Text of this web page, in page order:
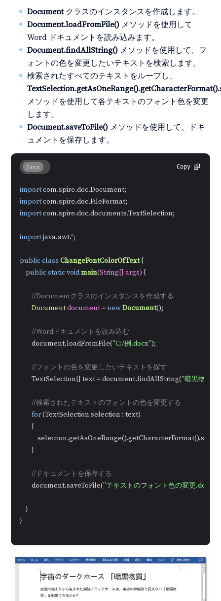
Documentクラスのインスタンスを作成します。
Document.loadFromFile() メソッドを使用して
Word ドキュメントを読み込みます。
Document.findAllString() メソッドを使用して、フ
ォントの色を変更したいテキストを検索します。
検索されたすべてのテキストをループし、
メソッドを使用して各テキストのフォント色を変更
します。
Document.saveToFile() メソッドを使用して、ドキ
ュメントを保存します。
Java Copy
import
import
import com.spire.doc.documents.TextSelection;
import java.awt.*;
publicclass ChangeFontColorOfText {
publicstaticvoidmain(String[] args) {
//Documentクラスのインスタンスを作成する
Documentdocument=newDocument();
//Wordドキュメントを読み込む
        document.loadFromFile(
"C:/例.docx");
//フォントの色を変更したいテキストを探す
        TextSelection[] text = document.findAllString(
"暗黒物質"
//検索されたテキストのフォントの色を変更する
for (TextSelection selection : text)
        {
        }
//ドキュメントを保存する
        document.saveToFile(
"テキストのフォント色の変更.docx"
    }
}